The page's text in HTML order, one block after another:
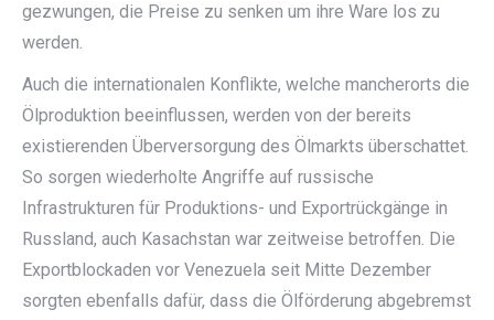
gezwungen, die Preise zu senken um ihre Ware los zu
werden.
Auch die internationalen Konflikte, welche mancherorts die
Ölproduktion beeinflussen, werden von der bereits
existierenden Überversorgung des Ölmarkts überschattet.
So sorgen wiederholte Angriffe auf russische
Infrastrukturen für Produktions- und Exportrückgänge in
Russland, auch Kasachstan war zeitweise betroffen. Die
Exportblockaden vor Venezuela seit Mitte Dezember
sorgten ebenfalls dafür, dass die Ölförderung abgebremst